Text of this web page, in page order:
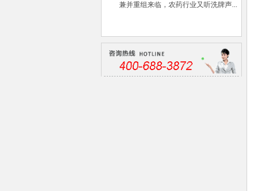
兼并重组来临，农药行业又听洗牌声...